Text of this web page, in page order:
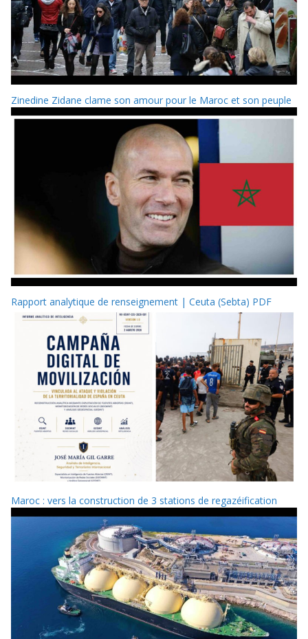
Zinedine Zidane clame son amour pour le Maroc et son peuple
Rapport analytique de renseignement | Ceuta (Sebta) PDF
Maroc : vers la construction de 3 stations de regazéification